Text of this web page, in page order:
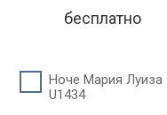
бесплатно
Ноче Мария Луиза
U1434